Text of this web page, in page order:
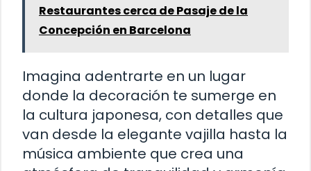
Restaurantes cerca de Pasaje de la
Concepción en Barcelona
Imagina adentrarte en un lugar
donde la decoración te sumerge en
la cultura japonesa, con detalles que
van desde la elegante vajilla hasta la
música ambiente que crea una